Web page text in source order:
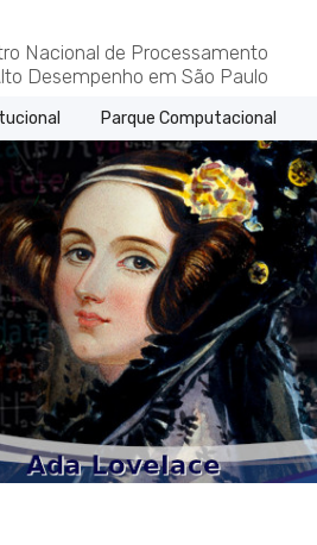
Nacional de Processamento
Desempenho em São Paulo
Parque Computacional